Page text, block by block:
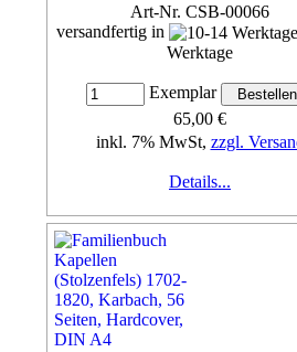
Art-Nr. CSB-00066
versandfertig in
Werktage
Exemplar
65,00 €
inkl. 7% MwSt, zzgl.
Details...